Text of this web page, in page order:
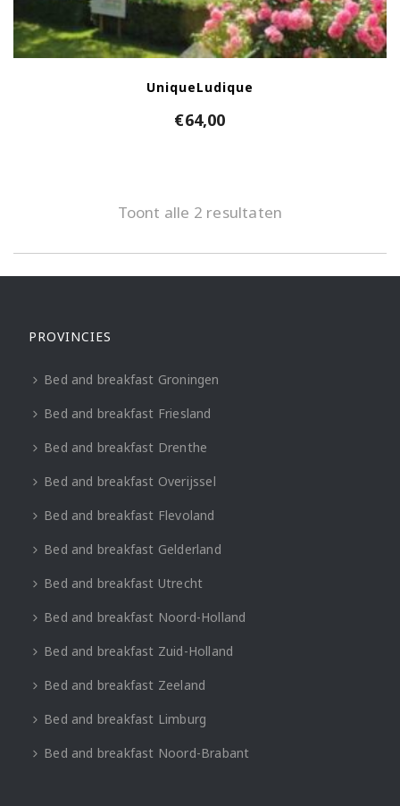
UniqueLudique
€64,00
Toont alle 2 resultaten
PROVINCIES
Bed and breakfast Groningen
Bed and breakfast Friesland
Bed and breakfast Drenthe
Bed and breakfast Overijssel
Bed and breakfast Flevoland
Bed and breakfast Gelderland
Bed and breakfast Utrecht
Bed and breakfast Noord-Holland
Bed and breakfast Zuid-Holland
Bed and breakfast Zeeland
Bed and breakfast Limburg
Bed and breakfast Noord-Brabant